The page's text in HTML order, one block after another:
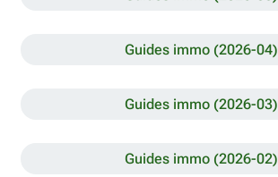
Guides immo (2026-04)
Guides immo (2026-03)
Guides immo (2026-02)